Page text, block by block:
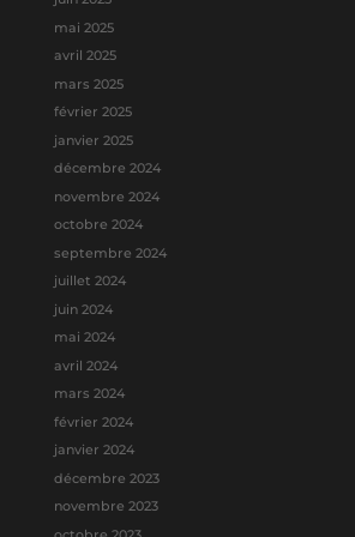
mai 2025
avril 2025
mars 2025
février 2025
janvier 2025
décembre 2024
novembre 2024
octobre 2024
septembre 2024
juillet 2024
juin 2024
mai 2024
avril 2024
mars 2024
février 2024
janvier 2024
décembre 2023
novembre 2023